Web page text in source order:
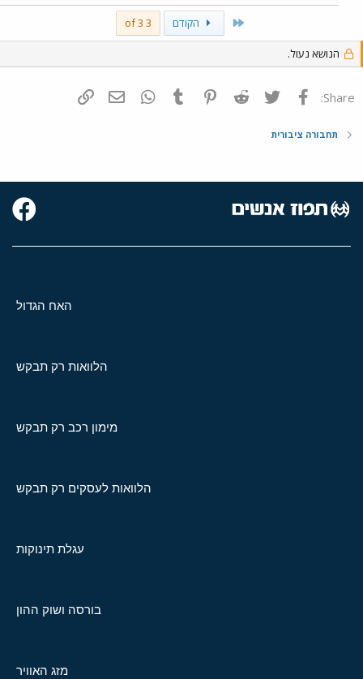
First הקודם 3 of 3
הנושא נעול.
Share: פייסבוק Twitter
Reddit
Pinterest
Tumblr
WhatsAppדואר אלקטרוני
תחבורה ציבורית
האח הגדול
הלוואות רק תבקש
מימון רכב רק תבקש
הלוואות לעסקים רק תבקש
עגלת תינוקות
בורסה ושוק ההון
מזג האוויר